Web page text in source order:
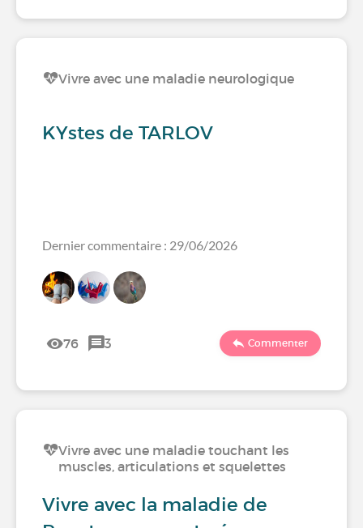
Vivre avec une maladie neurologique
KYstes de TARLOV
Dernier commentaire : 29/06/2026
76 3 Commenter
Vivre avec une maladie touchant les
muscles, articulations et squelettes
Vivre avec la maladie de